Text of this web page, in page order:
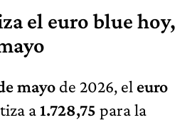
el euro blue hoy,
mayo de 2026, el euro
a1.728,75 para la